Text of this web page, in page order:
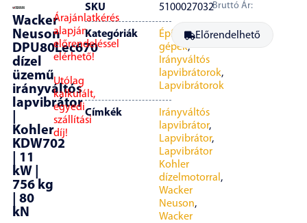
Wacker
Neuson
DPU80Lec670
dízel
üzemű
irányváltós
lapvibrátor
Kohler
KDW702
| 11
kW |
756 kg
| 80
kN
Árajánlatkérés
alapján,
előrendeléssel
elérhető!
Utólag
kalkulált,
egyedi
szállítási
díj!
SKU 5100027032
Kategóriák
Építőipari
gépek,
Irányváltós
lapvibrátorok,
Lapvibrátorok
Címkék
Irányváltós
lapvibrátor,
Lapvibrátor,
Lapvibrátor
Kohler
dízelmotorral ,
Wacker
Neuson,
Wacker
Előrendelhető
Bruttó Ár: